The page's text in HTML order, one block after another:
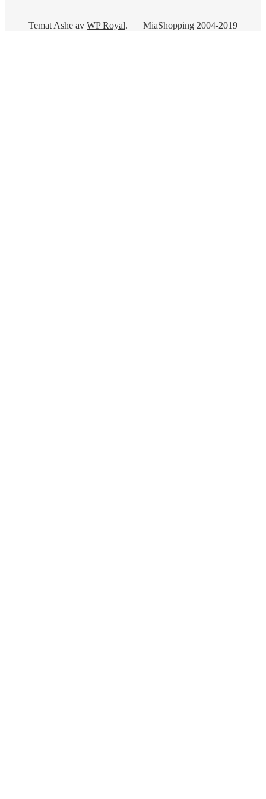
MiaShopping 2004-2019
Temat Ashe av WP Royal.